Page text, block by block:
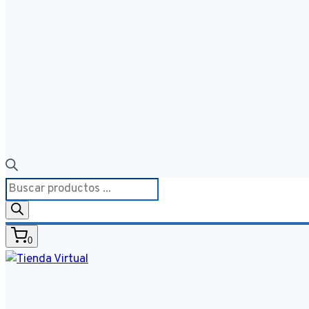
Búsqueda
de
productos
0